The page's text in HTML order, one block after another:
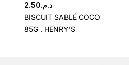
د.م.2.50
BISCUIT SABLÉ COCO
85G . HENRY’S